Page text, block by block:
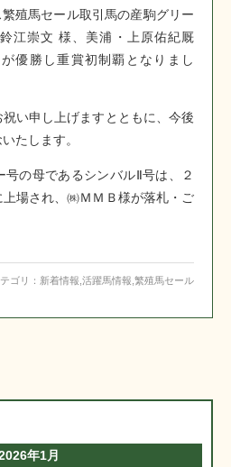
殖馬セール取引馬の産駒グリー
江崇文 様、美浦・上原佑紀厩
優勝し重賞初制覇となりまし
い申し上げますとともに、今後
たします。
の母であるシンバルⅡ号は、２
場され、㈱ＭＭＢ様が落札・ご
ゴリ： 新着情報 活躍馬情報 繁殖馬セール
年1月